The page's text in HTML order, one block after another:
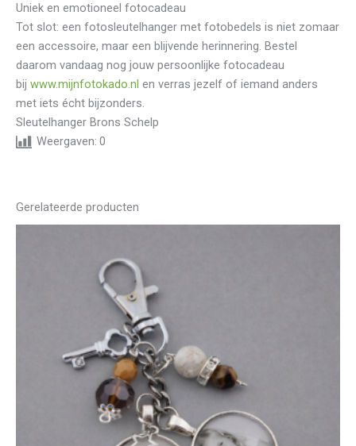
Uniek en emotioneel fotocadeau
Tot slot: een fotosleutelhanger met fotobedels is niet zomaar
een accessoire, maar een blijvende herinnering. Bestel
daarom vandaag nog jouw persoonlijke fotocadeau
bij www.mijnfotokado.nl en verras jezelf of iemand anders
met iets écht bijzonders.
Sleutelhanger Brons Schelp
Weergaven: 0
Gerelateerde producten